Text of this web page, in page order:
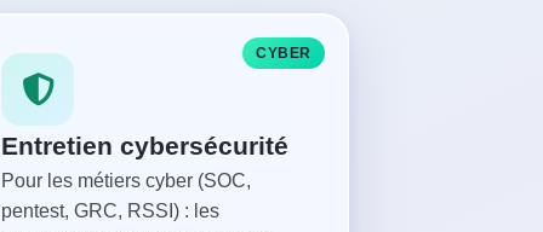
CYBER
Entretien cybersécurité
Pour les métiers cyber (SOC,
pentest, GRC, RSSI) : les